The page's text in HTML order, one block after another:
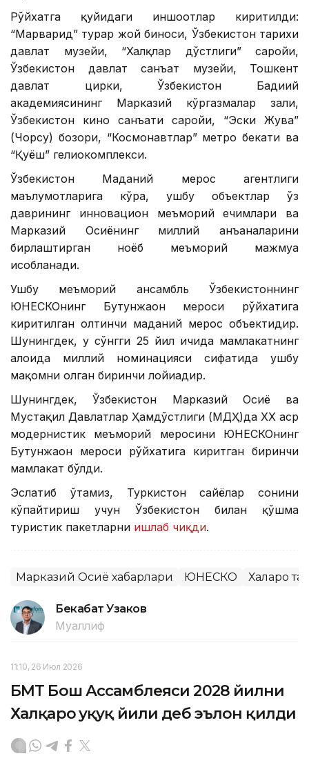
Рўйхатга қуйидаги иншоотлар киритилди:
“Марварид” турар жой биноси, Ўзбекистон тарихи
давлат музейи, “Халқлар дўстлиги” саройи,
Ўзбекистон давлат санъат музейи, Тошкент
давлат цирки, Ўзбекистон Бадиий
академиясининг Марказий кўргазмалар зали,
Ўзбекистон кино санъати саройи, “Эски Жува”
(Чорсу) бозори, “Космонавтлар” метро бекати ва
“Қуёш” гелиокомплекси.
Ўзбекистон Маданий мерос агентлиги
маълумотларига кўра, ушбу объектлар ўз
даврининг инновацион меъморий ечимлари ва
Марказий Осиёнинг миллий анъаналарини
бирлаштирган ноёб меъморий мажмуа
ҳисобланади.
Ушбу меъморий ансамбль Ўзбекистоннинг
ЮНEСКОнинг Бутунжаҳон мероси рўйхатига
киритилган олтинчи маданий мерос объектидир.
Шунингдек, у сўнгги 25 йил ичида мамлакатнинг
алоҳида миллий номинацияси сифатида ушбу
мақомни олган биринчи лойиҳадир.
Шунингдек, Ўзбекистон Марказий Осиё ва
Мустақил Давлатлар Ҳамдўстлиги (МДҲ)да ХХ аср
модернистик меъморий меросини ЮНEСКОнинг
Бутунжаҳон мероси рўйхатига киритган биринчи
мамлакат бўлди.
Эслатиб ўтамиз, Туркистон сайёҳлар сонини
кўпайтириш учун Ўзбекистон билан қўшма
туристик пакетларни ишлаб чиқди.
Марказий Осиё хабарлари ЮНЕСКО Халқаро
Бекабат Узаков
Муаллиф
11:10, 26 Июл 2026
БМТ Бош Ассамблеяси 2028 йилни
Халқаро ҳуқуқ йили деб эълон қилди